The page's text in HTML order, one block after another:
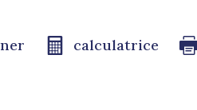
calculatrice